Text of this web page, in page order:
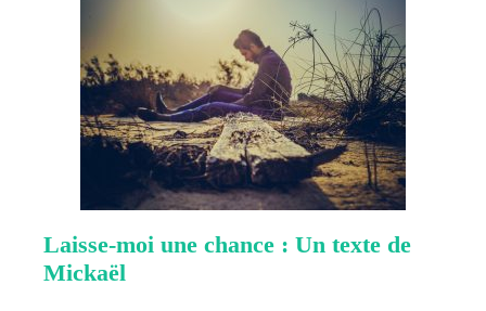
Laisse-moi une chance : Un texte de
Mickaël